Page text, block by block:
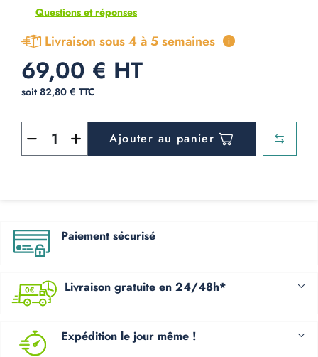
Questions et réponses
Livraison sous 4 à 5 semaines
69,00 € HT
soit 82,80 € TTC
Ajouter au panier
Paiement sécurisé
Livraison gratuite en 24/48h*
Expédition le jour même !